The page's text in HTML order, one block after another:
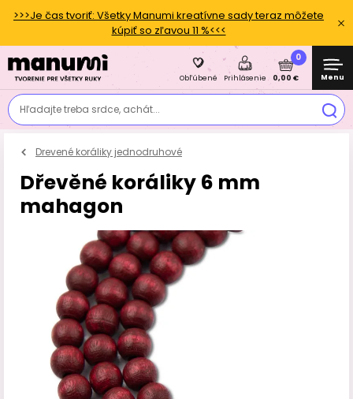
>>>Je čas tvoriť: Všetky Manumi kreatívne sady teraz môžete
kúpiť so zľavou 11 %<<<
Hľadajte treba srdce, achát...
Obľúbené Prihlásenie
0
0,00 € Menu
Drevené koráliky jednodruhové
Dřevěné koráliky 6 mm
mahagon